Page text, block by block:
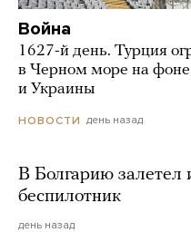
Война
1627-й день. Турция
в Черном море на фоне
и Украины
НОВОСТИ день назад
В Болгарию залетел
беспилотник
день назад